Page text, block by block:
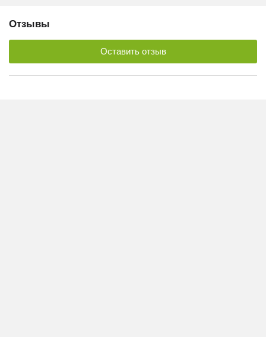
Отзывы
Оставить отзыв